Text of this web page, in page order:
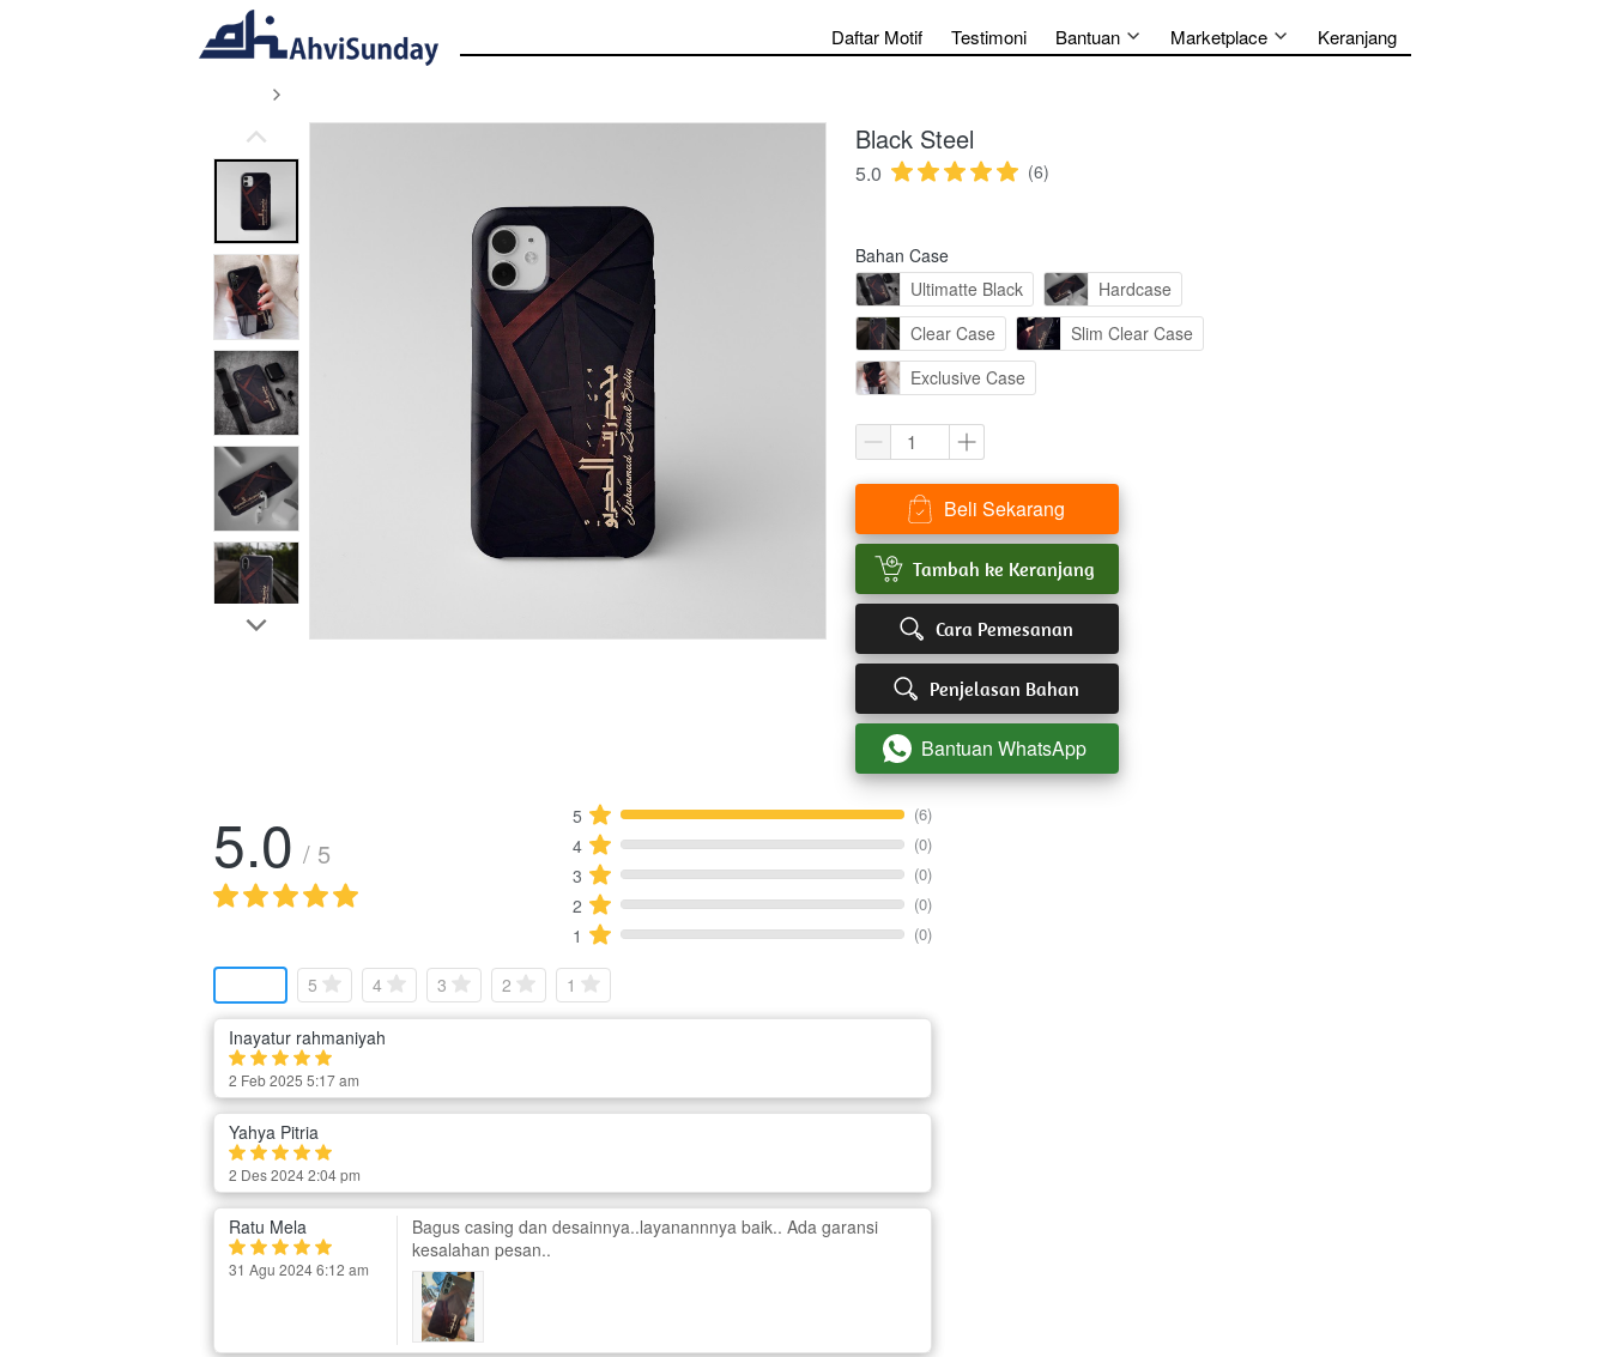
Daftar Motif Testimoni Bantuan Marketplace Keranjang
Black Steel
5.0 (6)
Bahan Case
Ultimatte Black
Hardcase
Clear Case
Slim Clear Case
Exclusive Case
` Beli Sekarang
` Tambah ke Keranjang
` Cara Pemesanan
` Penjelasan Bahan
` Bantuan WhatsApp
5.0 / 5
5 (6)
4 (0)
3 (0)
2 (0)
1 (0)
5 4 3 2 1
Inayatur rahmaniyah
2 Feb 2025 5:17 am
Yahya Pitria
2 Des 2024 2:04 pm
Ratu Mela
31 Agu 2024 6:12 am
Bagus casing dan desainnya..layanannnya baik.. Ada garansi
kesalahan pesan..